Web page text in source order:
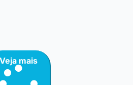
Veja mais